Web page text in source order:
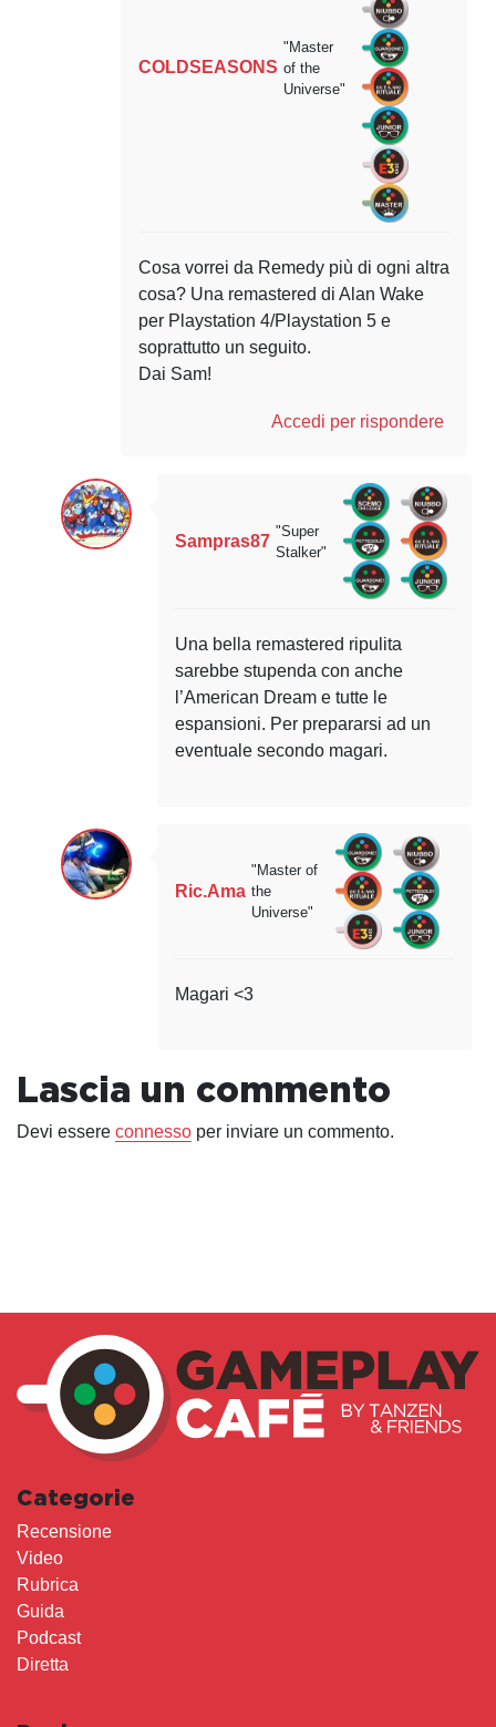
COLDSEASONS
"Master
of the
Universe"
Cosa vorrei da Remedy più di ogni altra
cosa? Una remastered di Alan Wake
per Playstation 4/Playstation 5 e
soprattutto un seguito.
Dai Sam!
Accedi per rispondere
Sampras87
"Super
Stalker"
Una bella remastered ripulita
sarebbe stupenda con anche
l’American Dream e tutte le
espansioni. Per prepararsi ad un
eventuale secondo magari.
Ric.Ama
"Master of
the
Universe"
Magari <3
Lascia un commento
Devi essere connesso per inviare un commento.
Categorie
Recensione
Video
Rubrica
Guida
Podcast
Diretta